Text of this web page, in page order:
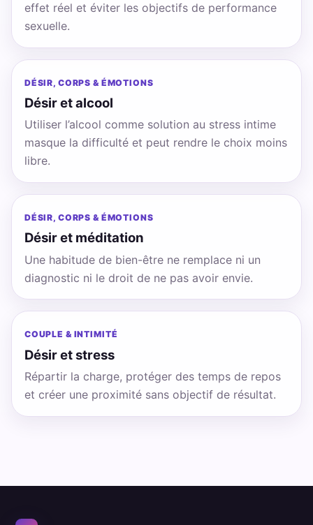
effet réel et éviter les objectifs de performance
sexuelle.
DÉSIR, CORPS & ÉMOTIONS
Désir et alcool
Utiliser l’alcool comme solution au stress intime
masque la difficulté et peut rendre le choix moins
libre.
DÉSIR, CORPS & ÉMOTIONS
Désir et méditation
Une habitude de bien-être ne remplace ni un
diagnostic ni le droit de ne pas avoir envie.
COUPLE & INTIMITÉ
Désir et stress
Répartir la charge, protéger des temps de repos
et créer une proximité sans objectif de résultat.